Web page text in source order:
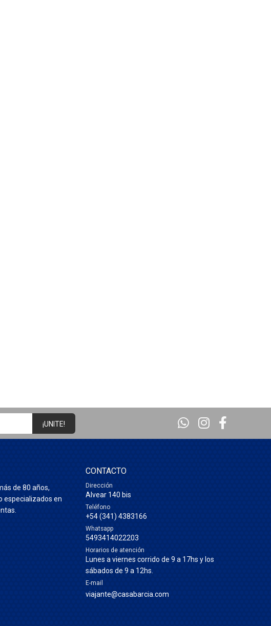
¡UNITE!
de 80 años,
especializados en
CONTACTO
Dirección
Alvear 140 bis
Teléfono
+54 (341) 4383166
Whatsapp
5493414022203
Horarios de atención
Lunes a viernes corrido de 9 a 17hs y los
sábados de 9 a 12hs.
E-mail
viajante@casabarcia.com